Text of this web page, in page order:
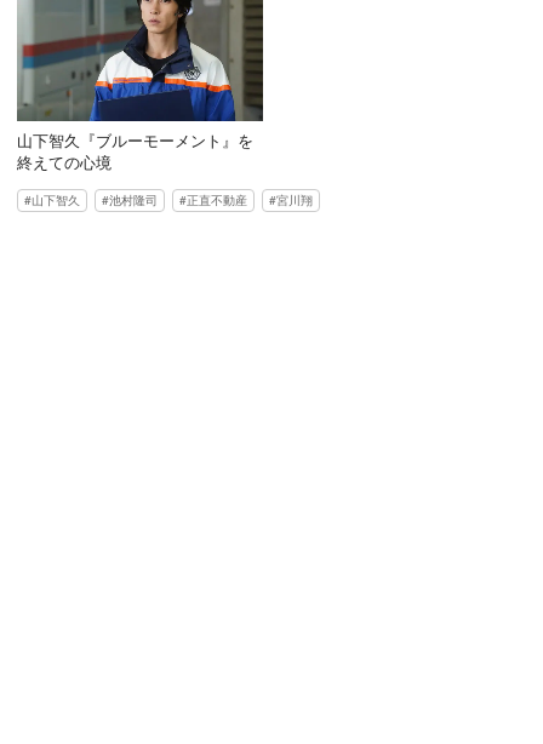
山下智久『ブルーモーメント』を
終えての心境
山下智久 池村隆司 正直不動産 宮川翔